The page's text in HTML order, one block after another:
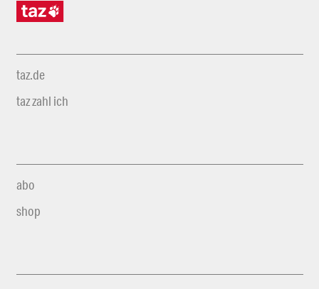
taz.de
taz zahl ich
abo
shop